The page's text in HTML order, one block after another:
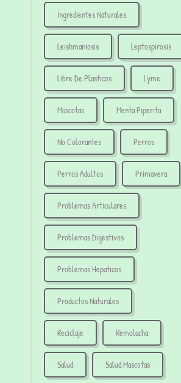
Ingredientes Naturales
Leishmaniosis Leptospirosis
Libre De Plasticos Lyme
Mascotas Menta Piperita
No Colorantes Perros
Perros Adultos Primavera
Problemas Articulares
Problemas Digestivos
Problemas Hepaticos
Productos Naturales
Reciclaje Remolacha
Salud Salud Mascotas